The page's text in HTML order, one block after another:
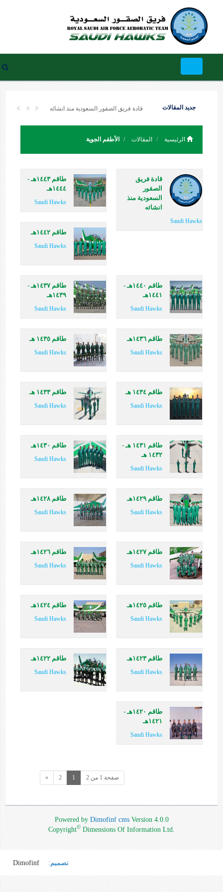
navigation
جديد المقالات قادة فريق الصقور السعودية منذ انشائه
الرئيسية المقالات الأطقم الجوية
قادة فريق
الصقور
السعودية منذ
انشائه
Saudi Hawks
طاقم ١٤٤٣هـ -
١٤٤٤هـ
Saudi Hawks
طاقم ١٤٤٢هـ
Saudi Hawks
طاقم ١٤٤٠هـ -
١٤٤١هـ
Saudi Hawks
طاقم ١٤٣٧هـ -
١٤٣٩هـ
Saudi Hawks
طاقم ١٤٣٦هـ
Saudi Hawks
طاقم ١٤٣٥ هـ
Saudi Hawks
طاقم ١٤٣٤ هـ
Saudi Hawks
طاقم ١٤٣٣ هـ
Saudi Hawks
طاقم ١٤٣١ هـ -
١٤٣٢ هـ
Saudi Hawks
طاقم ١٤٣٠هـ
Saudi Hawks
طاقم ١٤٢٩هـ
Saudi Hawks
طاقم ١٤٢٨هـ
Saudi Hawks
طاقم ١٤٢٧هـ
Saudi Hawks
طاقم ١٤٢٦هـ
Saudi Hawks
طاقم ١٤٢٥هـ
Saudi Hawks
طاقم ١٤٢٤هـ
Saudi Hawks
طاقم ١٤٢٣هـ
Saudi Hawks
طاقم ١٤٢٢هـ
Saudi Hawks
طاقم ١٤٢٠هـ -
١٤٢١هـ
Saudi Hawks
صفحة 1 من 2
Powered byDimofinf cmsVersion 4.0.0
Copyright©Dimensions Of Information Ltd.
تصميم: Dimofinf